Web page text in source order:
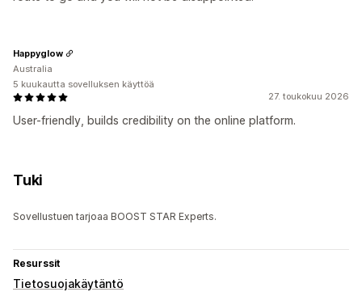
27. toukokuu 2026
User-friendly, builds credibility on the online platform.
Happyglow
Australia
5 kuukautta sovelluksen käyttöä
Tuki
Sovellustuen tarjoaa BOOST STAR Experts.
Resurssit
Tietosuojakäytäntö